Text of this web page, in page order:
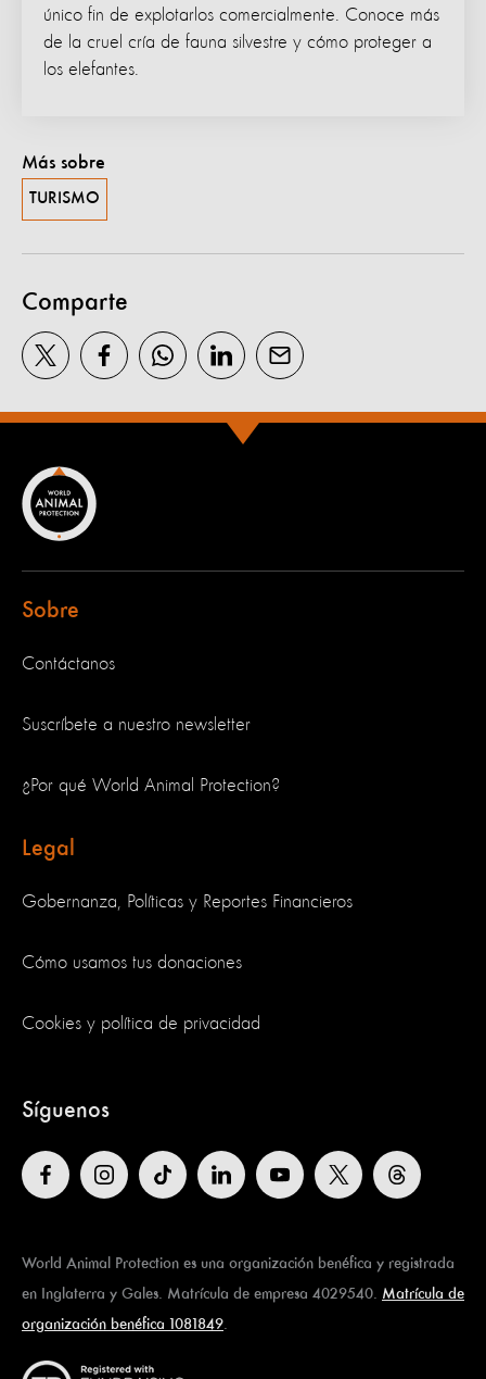
único fin de explotarlos comercialmente. Conoce más
de la cruel cría de fauna silvestre y cómo proteger a
los elefantes.
Más sobre
TURISMO
Comparte
Sobre
Contáctanos
Suscríbete a nuestro newsletter
¿Por qué World Animal Protection?
Legal
Gobernanza, Políticas y Reportes Financieros
Cómo usamos tus donaciones
Cookies y política de privacidad
Síguenos
World Animal Protection es una organización benéfica y registrada
en Inglaterra y Gales. Matrícula de empresa 4029540. Matrícula de
organización benéfica 1081849.